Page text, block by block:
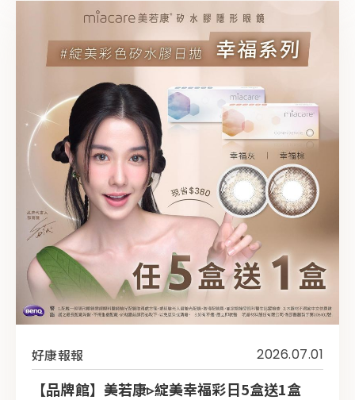
好康報報 2026.07.01
【品牌館】美若康▹綻美幸福彩日5盒送1盒